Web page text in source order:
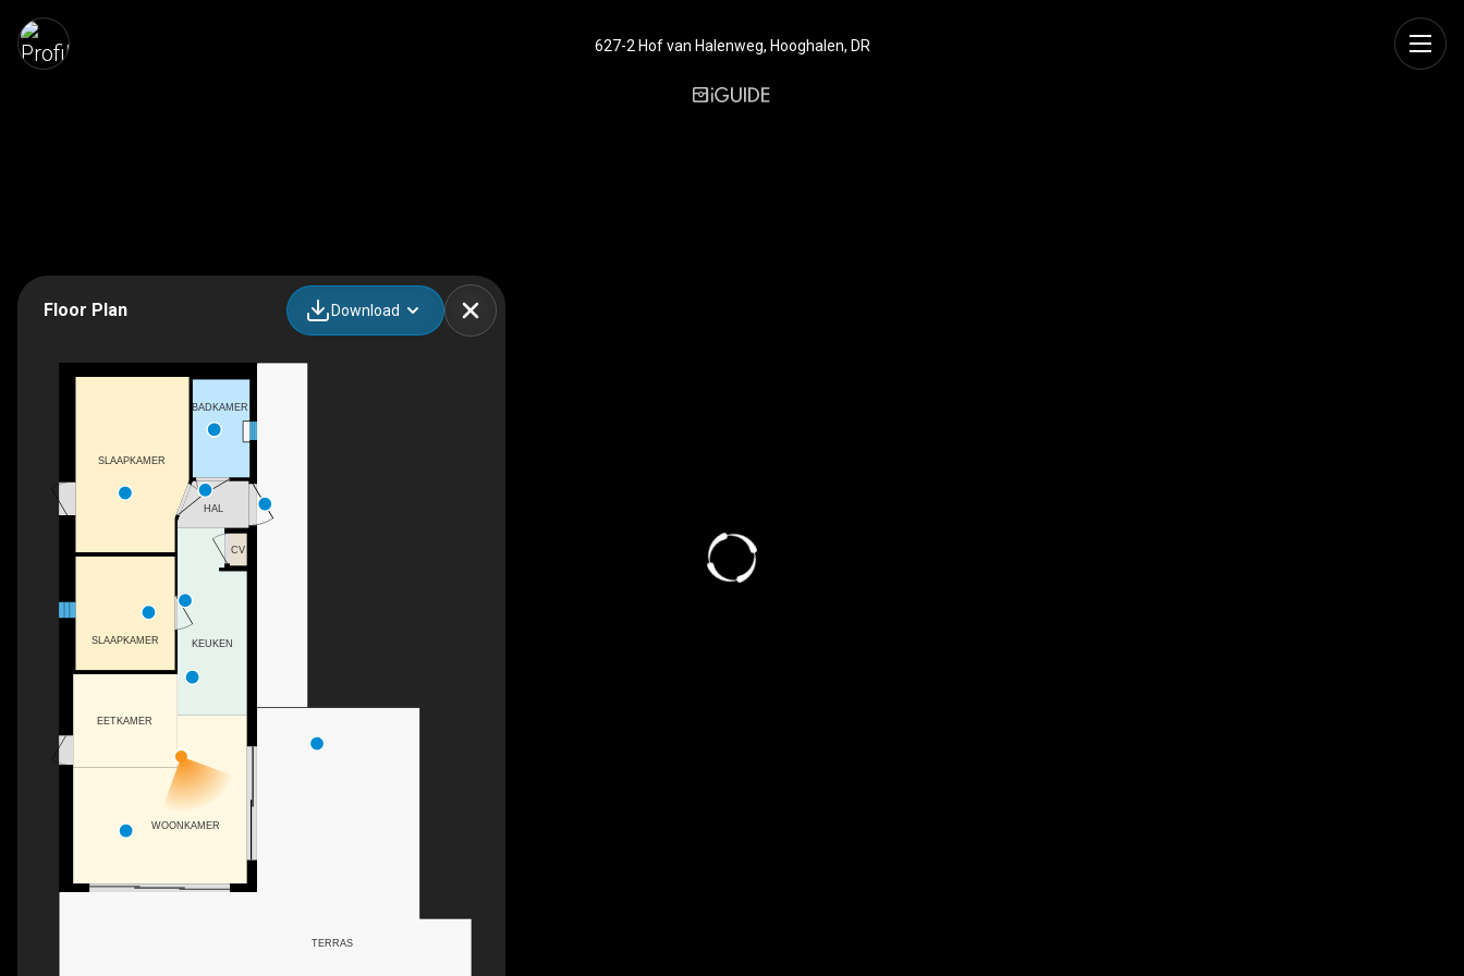
627-2 Hof van Halenweg, Hooghalen, DR
Floor Plan Download
TERRAS
EETKAMER
HAL
WOONKAMER
CV
BADKAMER
SLAAPKAMER
KEUKEN
SLAAPKAMER